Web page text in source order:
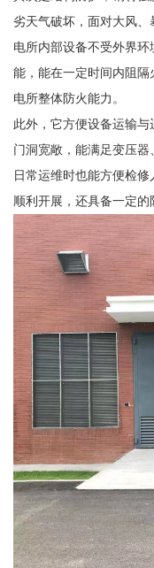
劣天气破坏，面对大风
电所内部设备不受外界
能，能在一定时间内阻
电所整体防火能力。
此外，它方便设备运输与
门洞宽敞，能满足变压器
日常运维时也能方便检
顺利开展，还具备一定的